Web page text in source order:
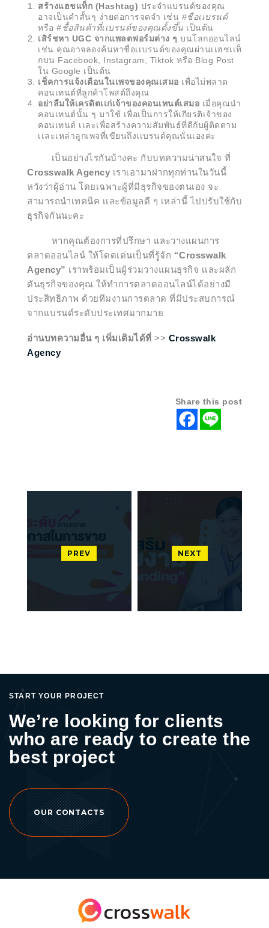
สร้างแฮชแท็ก (Hashtag) ประจำแบรนด์ของคุณ
อาจเป็นคำสั้นๆ ง่ายต่อการจดจำ เช่น #ชื่อเเบรนด์
หรือ#ชื้อสินค้าที่เเบรนด์ของคุณตั้งขึ้น เป็นต้น
เสิร์ชหา UGC จากแพลตฟอร์มต่าง ๆ บนโลกออนไลน์
เช่น คุณอาจลองค้นหาชื่อเเบรนด์ของคุณผ่านเเฮชเเท็
กบน Facebook, Instagram, Tiktok หรือ Blog Post
ใน Google เป็นต้น
เช็คการแจ้งเตือนในเพจของคุณเสมอ เพื่อไม่พลาด
คอนเทนต์ที่ลูกค้าโพสต์ถึงคุณ
อย่าลืมให้เครดิตเเก่เจ้าของคอนเทนต์เสมอ เมื่อคุณนำ
คอนเทนต์นั้น ๆ มาใช้ เพื่อเป็นการให้เกียรติเจ้าของ
คอนเทนต์ เเละเพื่อสร้างความสัมพันธ์ที่ดีกับผู้ติดตาม
เเละเหล่าลูกเพจที่เขียนถึงเเบรนด์คุณนั่นเองค่ะ
เป็นอย่างไรกันบ้างคะ กับบทความน่าสนใจ ที่
Crosswalk Agency เราเอามาฝากทุกท่านในวันนี้
หวังว่าผู้อ่าน โดยเฉพาะผู้ที่มีธุรกิจของตนเอง จะ
สามารถนำเทคนิค เเละข้อมูลดี ๆ เหล่านี้ ไปปรับใช้กับ
ธุรกิจกันนะคะ
หากคุณต้องการที่ปรึกษา และวางแผนการ
ตลาดออนไลน์ ให้โดดเด่นเป็นที่รู้จัก “Crosswalk
Agency” เราพร้อมเป็นผู้ร่วมวางแผนธุรกิจ เเละผลัก
ดันธุรกิจของคุณ ให้ทำการตลาดออนไลน์ได้อย่างมี
ประสิทธิภาพ ด้วยทีมงานการตลาด ที่มีประสบการณ์
จากแบรนด์ระดับประเทศมากมาย
อ่านบทความอื่น ๆ เพิ่มเติมได้ที่ >> Crosswalk
Agency
Share this post
PREV NEXT
START YOUR PROJECT
We’re looking for clients
who are ready to create the
best project
OUR CONTACTS